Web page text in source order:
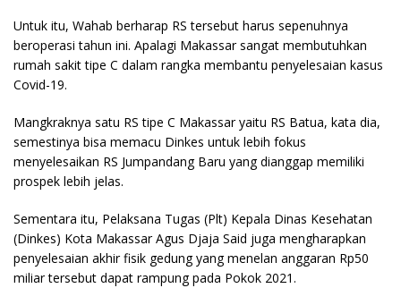
Untuk itu, Wahab berharap RS tersebut harus sepenuhnya
beroperasi tahun ini. Apalagi Makassar sangat membutuhkan
rumah sakit tipe C dalam rangka membantu penyelesaian kasus
Covid-19.
Mangkraknya satu RS tipe C Makassar yaitu RS Batua, kata dia,
semestinya bisa memacu Dinkes untuk lebih fokus
menyelesaikan RS Jumpandang Baru yang dianggap memiliki
prospek lebih jelas.
Sementara itu, Pelaksana Tugas (Plt) Kepala Dinas Kesehatan
(Dinkes) Kota Makassar Agus Djaja Said juga mengharapkan
penyelesaian akhir fisik gedung yang menelan anggaran Rp50
miliar tersebut dapat rampung pada Pokok 2021.